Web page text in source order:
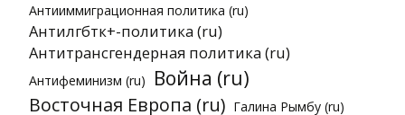
Антииммиграционная политика (ru)
Антилгбтк+-политика (ru)
Антитрансгендерная политика (ru)
Антифеминизм (ru) Война (ru)
Восточная Европа (ru) Галина Рымбу (ru)